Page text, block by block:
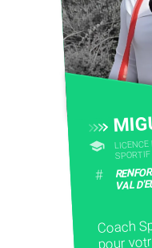
SPORTIF
#
VAL
Coach
pour